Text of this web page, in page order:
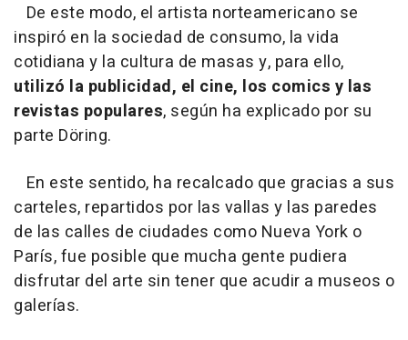
De este modo, el artista norteamericano se
inspiró en la sociedad de consumo, la vida
cotidiana y la cultura de masas y, para ello,
utilizó la publicidad, el cine, los comics y las
revistas populares, según ha explicado por su
parte Döring.
En este sentido, ha recalcado que gracias a sus
carteles, repartidos por las vallas y las paredes
de las calles de ciudades como Nueva York o
París, fue posible que mucha gente pudiera
disfrutar del arte sin tener que acudir a museos o
galerías.